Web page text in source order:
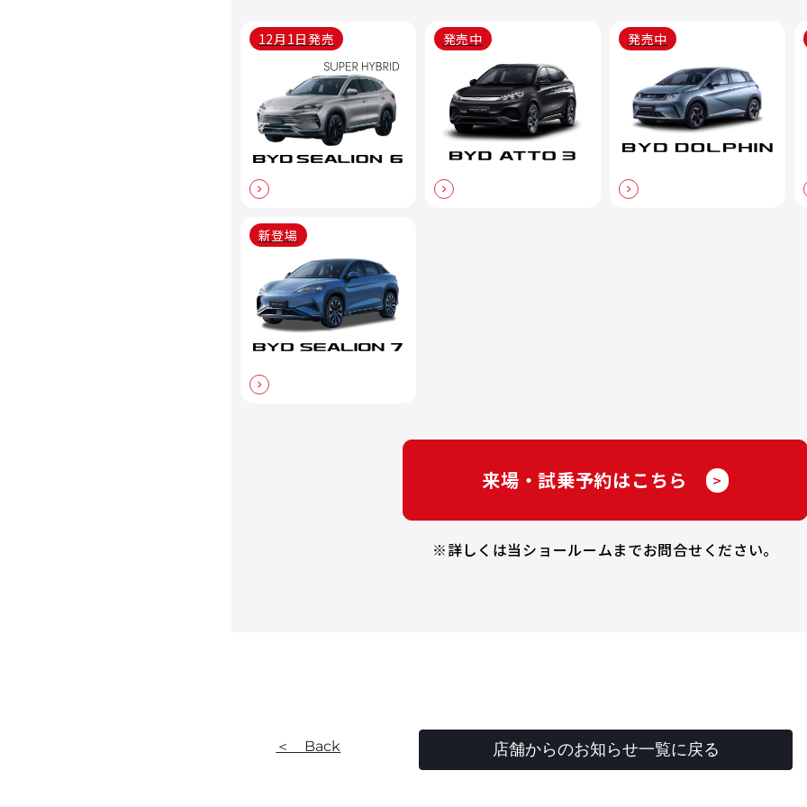
12月1日発売 発売中 発売中
新登場
来場・試乗予約はこちら >
※詳しくは当ショールームまでお問合せください。
＜ Back 店舗からのお知らせ一覧に戻る